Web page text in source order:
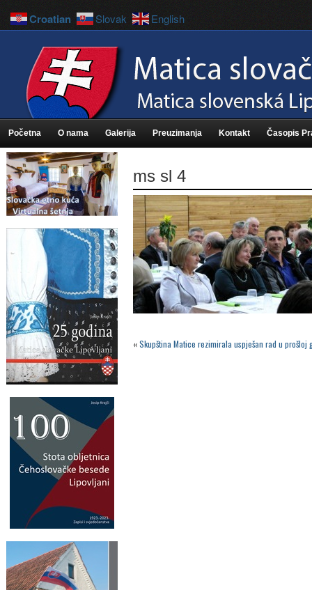
Početna O nama Galerija Preuzimanja Kontakt Časopis
ms sl 4
«Skupština Matice rezimirala uspješan rad u prošloj
Croatian Slovak English